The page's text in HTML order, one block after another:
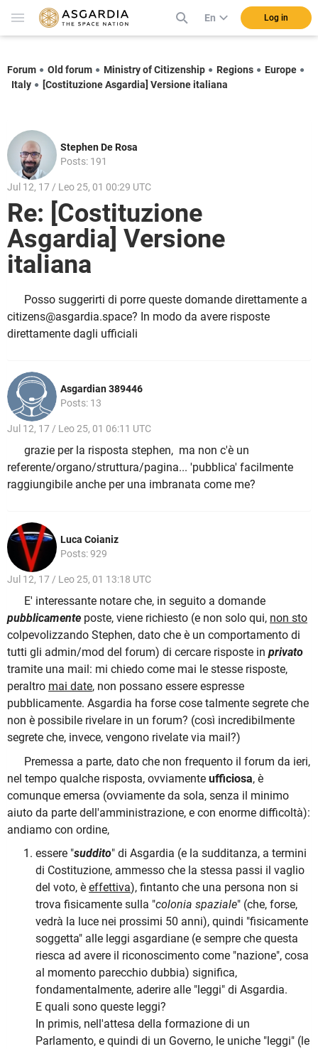
En Log in
Forum Old forum Ministry of Citizenship Regions
Europe
Italy
[Costituzione Asgardia] Versione italiana
Stephen De Rosa
Posts: 191
Jul 12, 17 / Leo 25, 01 00:29 UTC
Re: [Costituzione
Asgardia] Versione
italiana
Posso suggerirti di porre queste domande direttamente a
citizens@asgardia.space? In modo da avere risposte
direttamente dagli ufficiali
Asgardian 389446
Posts: 13
Jul 12, 17 / Leo 25, 01 06:11 UTC
grazie per la risposta stephen, ma non c'è un
referente/organo/struttura/pagina... 'pubblica' facilmente
raggiungibile anche per una imbranata come me?
Luca Coianiz
Posts: 929
Jul 12, 17 / Leo 25, 01 13:18 UTC
E' interessante notare che, in seguito a domande
pubblicamente poste, viene richiesto (e non solo qui, non sto
colpevolizzando Stephen, dato che è un comportamento di
tutti gli admin/mod del forum) di cercare risposte in privato
tramite una mail: mi chiedo come mai le stesse risposte,
peraltro mai date, non possano essere espresse
pubblicamente. Asgardia ha forse cose talmente segrete che
non è possibile rivelare in un forum? (così incredibilmente
segrete che, invece, vengono rivelate via mail?)
Premessa a parte, dato che non frequento il forum da ieri,
nel tempo qualche risposta, ovviamente ufficiosa, è
comunque emersa (ovviamente da sola, senza il minimo
aiuto da parte dell'amministrazione, e con enorme difficoltà):
andiamo con ordine,
essere "suddito" di Asgardia (e la sudditanza, a termini
di Costituzione, ammesso che la stessa passi il vaglio
del voto, è effettiva), fintanto che una persona non si
trova fisicamente sulla "colonia spaziale" (che, forse,
vedrà la luce nei prossimi 50 anni), quindi "fisicamente
soggetta" alle leggi asgardiane (e sempre che questa
riesca ad avere il riconoscimento come "nazione", cosa
al momento parecchio dubbia) significa,
fondamentalmente, aderire alle "leggi" di Asgardia.
E quali sono queste leggi?
In primis, nell'attesa della formazione di un
Parlamento, e quindi di un Governo, le uniche "leggi" (le